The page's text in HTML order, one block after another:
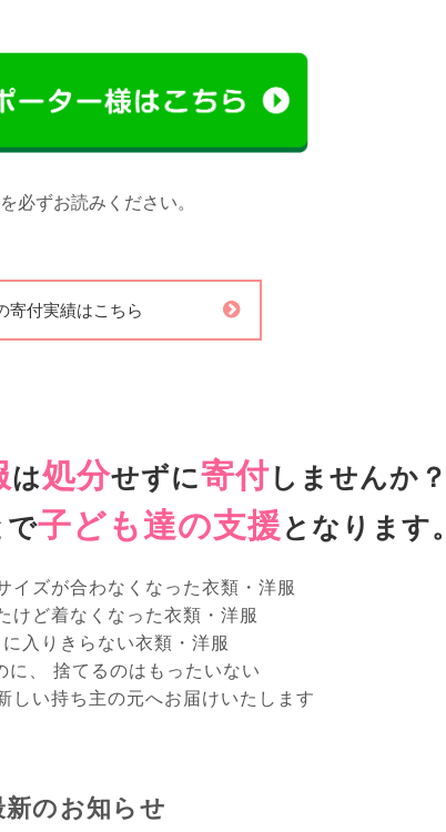
を必ずお読みください。
寄付実績はこちら
は処分せずに寄付しませんか？
で子ども達の支援 となります。
イズが合わなくなった衣類・洋服
けど着なくなった衣類・洋服
入りきらない衣類・洋服
に、 捨てるのはもったいない
しい持ち主の元へお届けいたします
新のお知らせ